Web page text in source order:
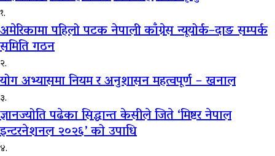
१.
अमेरिकामा पहिलो पटक नेपाली काँग्रेस न्यूयोर्क–दाङ सम्पर्क
समिति गठन
२.
योग अभ्यासमा नियम र अनुशासन महत्वपूर्ण – खनाल
३.
ज्ञानज्योति पढेका सिद्धान्त केसीले जिते ‘मिष्टर नेपाल
इन्टरनेशनल २०२६’ को उपाधि
४.